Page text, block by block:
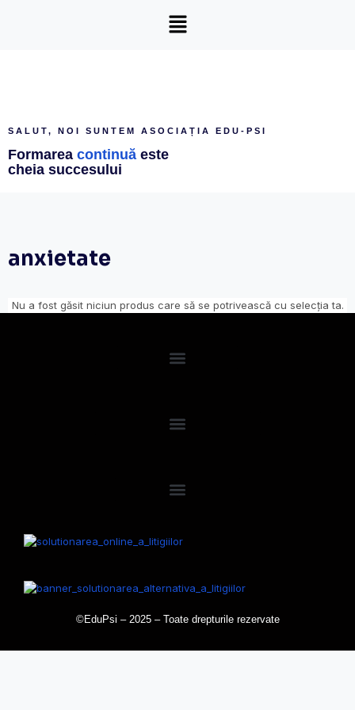
SALUT, NOI SUNTEM ASOCIAȚIA EDU-PSI
Formarea continuă este
cheia succesului
anxietate
Nu a fost găsit niciun produs care să se potrivească cu selecția ta.
©EduPsi – 2025 – Toate drepturile rezervate